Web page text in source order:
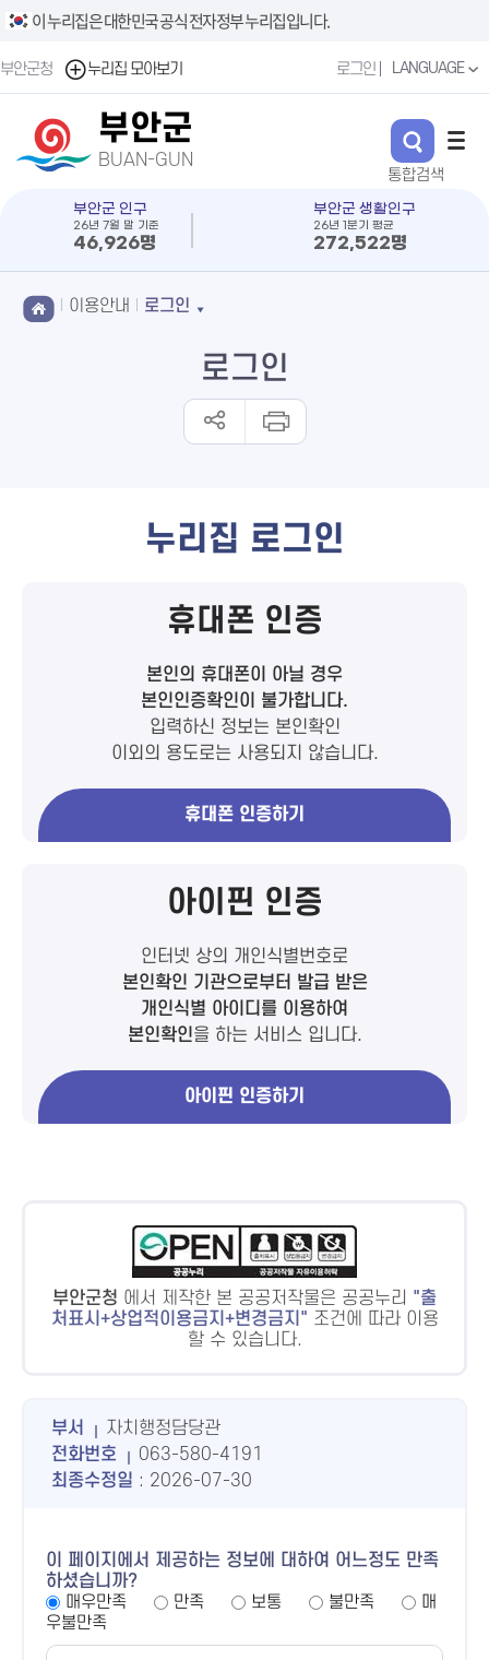
이 누리집은 대한민국 공식 전자정부 누리집입니다.
부안군청 누리집 모아보기 로그인 LANGUAGE
부안군
BUAN-GUN
부안군 인구
26년 7월 말 기준
46,926명
부안군 생활인구
26년 1분기 평균
272,522명
이용안내 로그인
로그인
누리집 로그인
휴대폰 인증
본인의 휴대폰이 아닐 경우
본인인증확인이 불가합니다.
입력하신 정보는 본인확인
이외의 용도로는 사용되지 않습니다.
휴대폰 인증하기
아이핀 인증
인터넷 상의 개인식별번호로
본인확인 기관으로부터 발급 받은
개인식별 아이디를 이용하여
본인확인을 하는 서비스 입니다.
아이핀 인증하기
부안군청 에서 제작한 본 공공저작물은 공공누리
출
처표시+상업적이용금지+변경금지
조건에 따라 이용
할 수 있습니다.
부서
자치행정담당관
전화번호
063-580-4191
최종수정일 : 2026-07-30
이 페이지에서 제공하는 정보에 대하여 어느정도 만족
하셨습니까?
매우만족
만족 보통 불만족
매
우불만족